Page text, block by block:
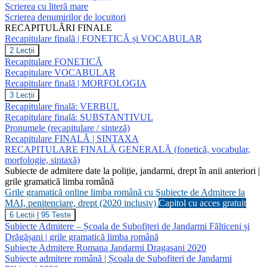
Scrierea cu literă mare
Scrierea denumirilor de locuitori
RECAPITULĂRI FINALE
Recapitulare finală | FONETICĂ și VOCABULAR
Recapitulare
finală
|
FONETICĂ
și
VOCABULAR
2 Lecții
Recapitulare FONETICĂ
Recapitulare VOCABULAR
Recapitulare finală | MORFOLOGIA
Recapitulare
finală
|
MORFOLOGIA
3 Lecții
Recapitulare finală: VERBUL
Recapitulare finală: SUBSTANTIVUL
Pronumele (recapitulare / sinteză)
Recapitulare FINALĂ | SINTAXA
RECAPITULARE FINALĂ GENERALĂ (fonetică, vocabular,
morfologie, sintaxă)
Subiecte de admitere date la poliție, jandarmi, drept în anii anteriori |
grile gramatică limba română
Grile gramatică online limba română cu Subiecte de Admitere la
MAI, penitenciare, drept (2020 inclusiv) Capitol cu acces gratuit
Grile
gramatică
online
limba
română
cu
6 Lecții 95 Teste
Subiecte Admitere – Școala de Subofițeri de Jandarmi Fălticeni și
Drăgășani | grile gramatică limba română
Subiecte Admitere Romana Jandarmi Dragasani 2020
Subiecte admitere română | Școala de Subofiteri de Jandarmi